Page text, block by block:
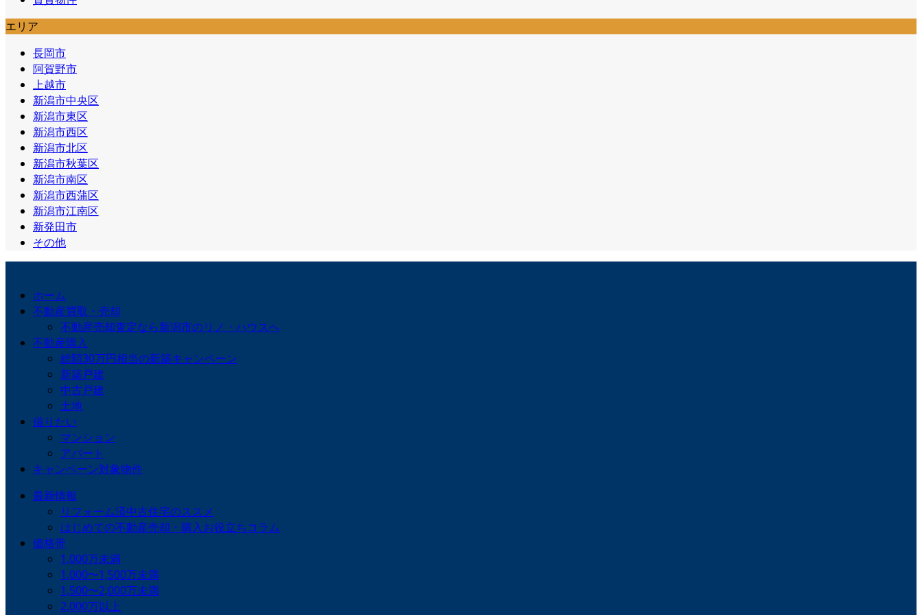
エリア
長岡市
阿賀野市
上越市
新潟市中央区
新潟市東区
新潟市西区
新潟市北区
新潟市秋葉区
新潟市南区
新潟市西蒲区
新潟市江南区
新発田市
その他
ホーム
不動産買取・売却
不動産売却査定なら新潟市のリノ・ハウスへ
不動産購入
総額30万円相当の新築キャンペーン
新築戸建
中古戸建
土地
借りたい
マンション
アパート
キャンペーン対象物件
最新情報
リフォーム済中古住宅のススメ
はじめての不動産売却・購入お役立ちコラム
価格帯
1,000万未満
1,000〜1,500万未満
1,500〜2,000万未満
2,000万以上